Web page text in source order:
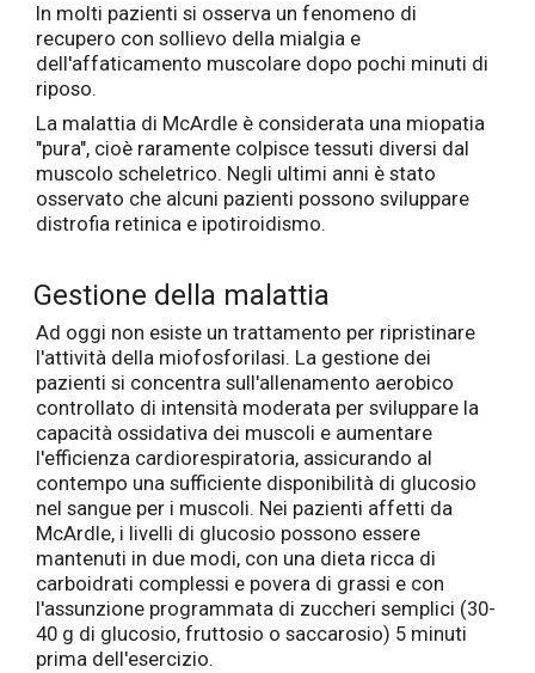
In molti pazienti si osserva un fenomeno di
recupero con sollievo della mialgia e
dell'affaticamento muscolare dopo pochi minuti di
riposo.
La malattia di McArdle è considerata una miopatia
"pura", cioè raramente colpisce tessuti diversi dal
muscolo scheletrico. Negli ultimi anni è stato
osservato che alcuni pazienti possono sviluppare
distrofia retinica e ipotiroidismo.
Gestione della malattia
Ad oggi non esiste un trattamento per ripristinare
l'attività della miofosforilasi. La gestione dei
pazienti si concentra sull'allenamento aerobico
controllato di intensità moderata per sviluppare la
capacità ossidativa dei muscoli e aumentare
l'efficienza cardiorespiratoria, assicurando al
contempo una sufficiente disponibilità di glucosio
nel sangue per i muscoli. Nei pazienti affetti da
McArdle, i livelli di glucosio possono essere
mantenuti in due modi, con una dieta ricca di
carboidrati complessi e povera di grassi e con
l'assunzione programmata di zuccheri semplici (30-
40 g di glucosio, fruttosio o saccarosio) 5 minuti
prima dell'esercizio.